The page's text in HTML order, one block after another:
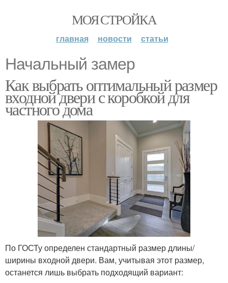
МОЯ СТРОЙКА
главная новости статьи
Начальный замер
Как выбрать оптимальный размер
входной двери с коробкой для
частного дома
По ГОСТу определен стандартный размер длины/
ширины входной двери. Вам, учитывая этот размер,
останется лишь выбрать подходящий вариант: